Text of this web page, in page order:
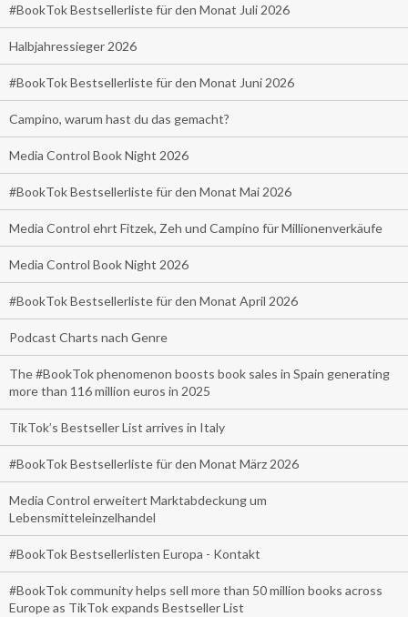
#BookTok Bestsellerliste für den Monat Juli 2026
Halbjahressieger 2026
#BookTok Bestsellerliste für den Monat Juni 2026
Campino, warum hast du das gemacht?
Media Control Book Night 2026
#BookTok Bestsellerliste für den Monat Mai 2026
Media Control ehrt Fitzek, Zeh und Campino für Millionenverkäufe
Media Control Book Night 2026
#BookTok Bestsellerliste für den Monat April 2026
Podcast Charts nach Genre
The #BookTok phenomenon boosts book sales in Spain generating
more than 116 million euros in 2025
TikTok’s Bestseller List arrives in Italy
#BookTok Bestsellerliste für den Monat März 2026
Media Control erweitert Marktabdeckung um
Lebensmitteleinzelhandel
#BookTok Bestsellerlisten Europa - Kontakt
#BookTok community helps sell more than 50 million books across
Europe as TikTok expands Bestseller List